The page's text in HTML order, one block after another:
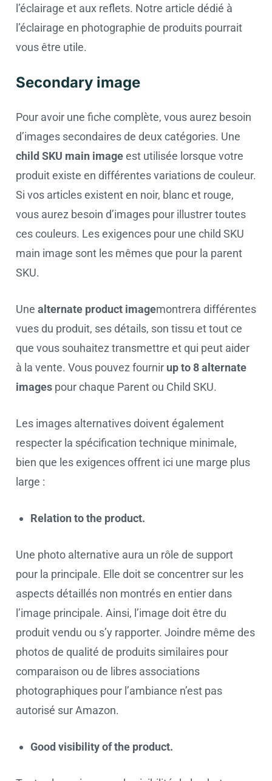
l’éclairage et aux reflets. Notre article dédié à
l’éclairage en photographie de produits pourrait
vous être utile.
Secondary image
Pour avoir une fiche complète, vous aurez besoin
d’images secondaires de deux catégories. Une
child SKU main imageest utilisée lorsque votre
produit existe en différentes variations de couleur.
Si vos articles existent en noir, blanc et rouge,
vous aurez besoin d’images pour illustrer toutes
ces couleurs. Les exigences pour une child SKU
main image sont les mêmes que pour la parent
SKU.
Une alternate product imagemontrera différentes
vues du produit, ses détails, son tissu et tout ce
que vous souhaitez transmettre et qui peut aider
à la vente. Vous pouvez fournir up to 8 alternate
images pour chaque Parent ou Child SKU.
Les images alternatives doivent également
respecter la spécification technique minimale,
bien que les exigences offrent ici une marge plus
large :
Relation to the product.
Une photo alternative aura un rôle de support
pour la principale. Elle doit se concentrer sur les
aspects détaillés non montrés en entier dans
l’image principale. Ainsi, l’image doit être du
produit vendu ou s’y rapporter. Joindre même des
photos de qualité de produits similaires pour
comparaison ou de libres associations
photographiques pour l’ambiance n’est pas
autorisé sur Amazon.
Good visibility of the product.